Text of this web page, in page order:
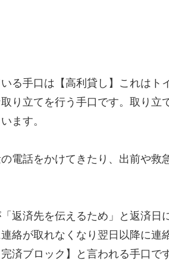
る手口は【高利貸し】これはト
り立てを行う手口です。取り立
ます。
電話をかけてきたり、出前や救
返済先を伝えるため」と返済日
絡が取れなくなり翌日以降に連
済ブロック】と言われる手口です